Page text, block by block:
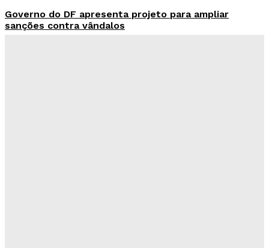
Governo do DF apresenta projeto para ampliar
sanções contra vândalos